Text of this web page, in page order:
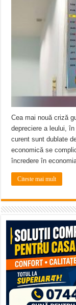
ANUNȚ OPRIRE APĂ
ANUNŢ OPRIRE APĂ
Cea mai nouă criză
depreciere a leului,
curent sunt dublate
economică se
încredere în
Citeste mai mult